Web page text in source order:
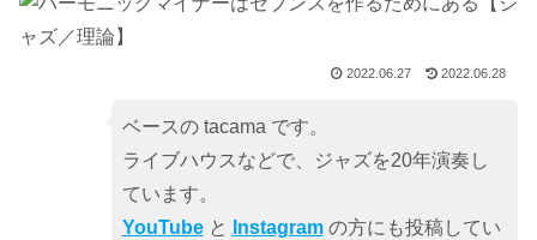
2022.06.27 2022.06.28
ベースの tacama です。
ライブハウスなどで、ジャズを20年演奏し
ています。
YouTubeと Instagramの方にも投稿してい